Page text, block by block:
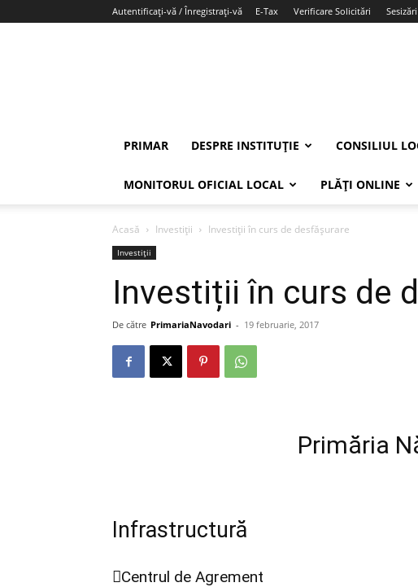
Autentificați-vă / Înregistrați-vă E-Tax Verificare Solicitări Sesizări
PRIMAR DESPRE INSTITUȚIE CONSILIUL
MONITORUL OFICIAL LOCAL PLĂȚI ONLINE
Acasă Investiții Investiții în curs de desfășurare
Investiții
Investiții în curs de
De către PrimariaNavodari - 19 februarie, 2017
Primăria
Infrastructură
Centrul de Agrement